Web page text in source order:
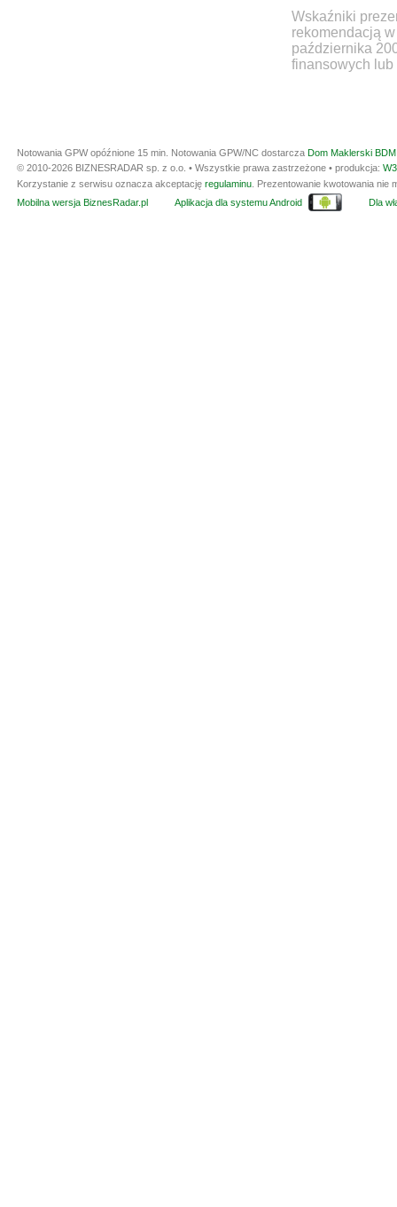
Wskaźniki
rekomendacją
października
finansowych lub
Notowania GPW opóźnione 15 min. Notowania GPW/NC dostarcza Dom Maklerski
© 2010-2026 BIZNESRADAR sp. z o.o. • Wszystkie prawa zastrzeżone • produkcja:
Korzystanie z serwisu oznacza akceptację regulaminu . Prezentowanie kwotowania
Mobilna wersja BiznesRadar.pl
Aplikacja dla systemu Android Dla